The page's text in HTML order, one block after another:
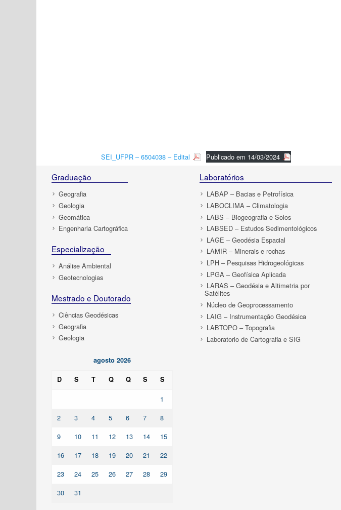
SEI_UFPR – 6504038 – Edital Publicado em 14/03/2024
Graduação
Geografia
Geologia
Geomática
Engenharia Cartográfica
Especialização
Análise Ambiental
Geotecnologias
Mestrado e Doutorado
Ciências Geodésicas
Geografia
Geologia
agosto 2026
D S T Q Q S S
1
2
3 4 5 6 7
8
9
10 11 12 13 14
15
16
17 18 19 20 21
22
23
24 25 26 27 28
29
30
31
Laboratórios
LABAP – Bacias e Petrofísica
LABOCLIMA – Climatologia
LABS – Biogeografia e Solos
LABSED – Estudos Sedimentológicos
LAGE – Geodésia Espacial
LAMIR – Minerais e rochas
LPH – Pesquisas Hidrogeológicas
LPGA – Geofísica Aplicada
LARAS – Geodésia e Altimetria por
Satélites
Núcleo de Geoprocessamento
LAIG – Instrumentação Geodésica
LABTOPO – Topografia
Laboratorio de Cartografia e SIG